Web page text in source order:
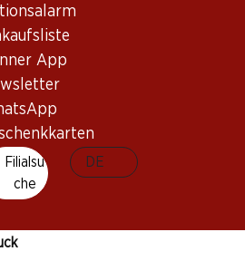
App
Filialsu
che
DE